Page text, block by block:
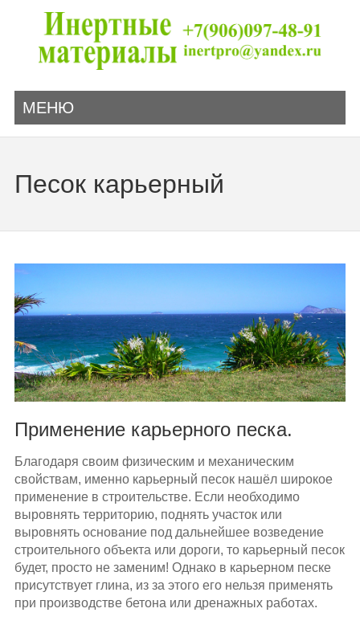
МЕНЮ
Песок карьерный
Применение карьерного песка.
Благодаря своим физическим и механическим
свойствам, именно карьерный песок нашёл широкое
применение в строительстве. Если необходимо
выровнять территорию, поднять участок или
выровнять основание под дальнейшее возведение
строительного объекта или дороги, то карьерный песок
будет, просто не заменим! Однако в карьерном песке
присутствует глина, из за этого его нельзя применять
при производстве бетона или дренажных работах.